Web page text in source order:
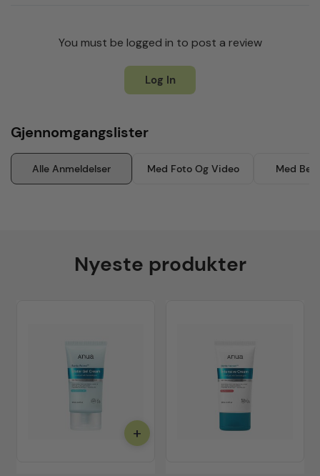
You must be logged in to post a review
Log In
Gjennomgangslister
Alle Anmeldelser Med Foto Og Video Med
Nyeste produkter
+